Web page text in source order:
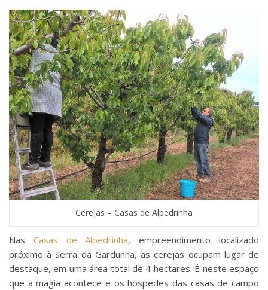
Cerejas – Casas de Alpedrinha
Nas Casas de Alpedrinha, empreendimento localizado
próximo à Serra da Gardunha, as cerejas ocupam lugar de
destaque, em uma área total de 4 hectares. É neste espaço
que a magia acontece e os hóspedes das casas de campo